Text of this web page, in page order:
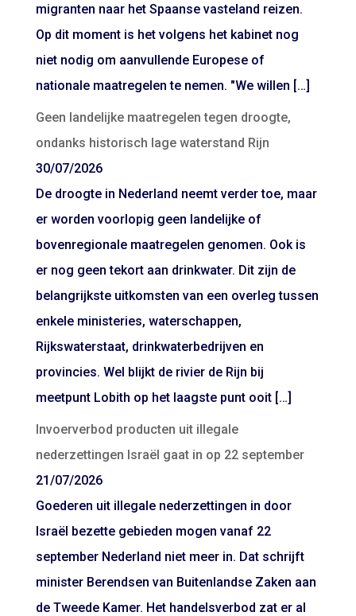
migranten naar het Spaanse vasteland reizen.
Op dit moment is het volgens het kabinet nog
niet nodig om aanvullende Europese of
nationale maatregelen te nemen. "We willen […]
Geen landelijke maatregelen tegen droogte,
ondanks historisch lage waterstand Rijn
30/07/2026
De droogte in Nederland neemt verder toe, maar
er worden voorlopig geen landelijke of
bovenregionale maatregelen genomen. Ook is
er nog geen tekort aan drinkwater. Dit zijn de
belangrijkste uitkomsten van een overleg tussen
enkele ministeries, waterschappen,
Rijkswaterstaat, drinkwaterbedrijven en
provincies. Wel blijkt de rivier de Rijn bij
meetpunt Lobith op het laagste punt ooit […]
Invoerverbod producten uit illegale
nederzettingen Israël gaat in op 22 september
21/07/2026
Goederen uit illegale nederzettingen in door
Israël bezette gebieden mogen vanaf 22
september Nederland niet meer in. Dat schrijft
minister Berendsen van Buitenlandse Zaken aan
de Tweede Kamer. Het handelsverbod zat er al